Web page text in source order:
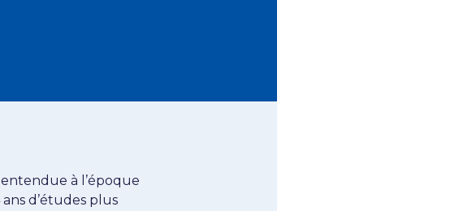
entendue à l’époque
d’études plus